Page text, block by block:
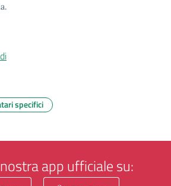
specifici
app ufficiale su: